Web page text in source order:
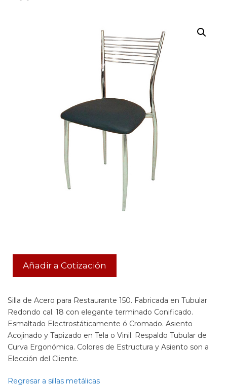
Añadir a Cotización
Silla de Acero para Restaurante 150. Fabricada en Tubular
Redondo cal. 18 con elegante terminado Conificado.
Esmaltado Electrostáticamente ó Cromado. Asiento
Acojinado y Tapizado en Tela o Vinil. Respaldo Tubular de
Curva Ergonómica. Colores de Estructura y Asiento son a
Elección del Cliente.
Regresar a sillas metálicas